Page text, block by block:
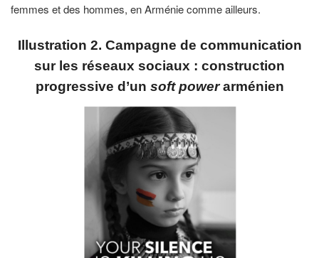
femmes et des hommes, en Arménie comme ailleurs.
Illustration 2. Campagne de communication
sur les réseaux sociaux : construction
progressive d’un soft powerarménien